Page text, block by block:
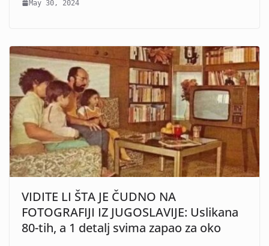
May 30, 2024
VIDITE LI ŠTA JE ČUDNO NA
FOTOGRAFIJI IZ JUGOSLAVIJE: Uslikana
80-tih, a 1 detalj svima zapao za oko